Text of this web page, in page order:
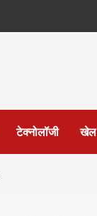
टेक्नोलॉजी खेल